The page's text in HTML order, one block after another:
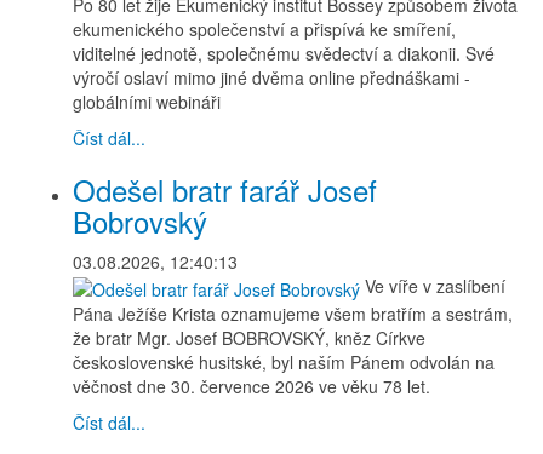
Po 80 let žije Ekumenický institut Bossey způsobem života
ekumenického společenství a přispívá ke smíření,
viditelné jednotě, společnému svědectví a diakonii. Své
výročí oslaví mimo jiné dvěma online přednáškami -
globálními webináři
Číst dál...
Odešel bratr farář Josef
Bobrovský
03.08.2026, 12:40:13
Ve víře v zaslíbení
Pána Ježíše Krista oznamujeme všem bratřím a sestrám,
že bratr Mgr. Josef BOBROVSKÝ, kněz Církve
československé husitské, byl naším Pánem odvolán na
věčnost dne 30. července 2026 ve věku 78 let.
Číst dál...